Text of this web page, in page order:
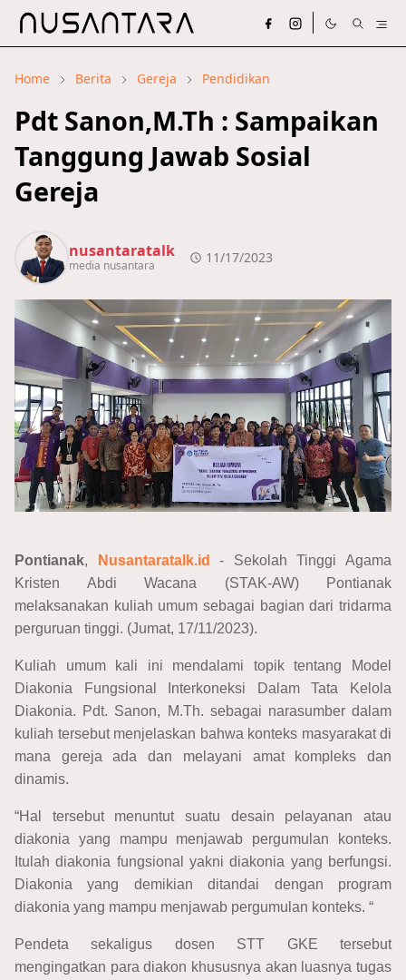
Home Berita Gereja Pendidikan
Pdt Sanon,M.Th : Sampaikan
Tanggung Jawab Sosial
Gereja
nusantaratalk
media nusantara 11/17/2023
Pontianak, Nusantaratalk.id
- Sekolah Tinggi Agama
Kristen Abdi Wacana (STAK-AW) Pontianak
melaksanakan kuliah umum sebagai bagian dari tridarma
perguruan tinggi. (Jumat, 17/11/2023).
Kuliah umum kali ini mendalami topik tentang Model
Diakonia Fungsional Interkoneksi Dalam Tata Kelola
Diakonia. Pdt. Sanon, M.Th. sebagai narasumber dalam
kuliah tersebut menjelaskan bahwa konteks masyarakat di
mana gereja ada dan melayani amat kompleks dan
dinamis.
“Hal tersebut menuntut suatu desain pelayanan atau
diakonia yang mampu menjawab pergumulan konteks.
Itulah diakonia fungsional yakni diakonia yang berfungsi.
Diakonia yang demikian ditandai dengan program
diakonia yang mampu menjawab pergumulan konteks. “
Pendeta sekaligus dosen STT GKE tersebut
mengingatkan para diakon khususnya akan luasnya tugas